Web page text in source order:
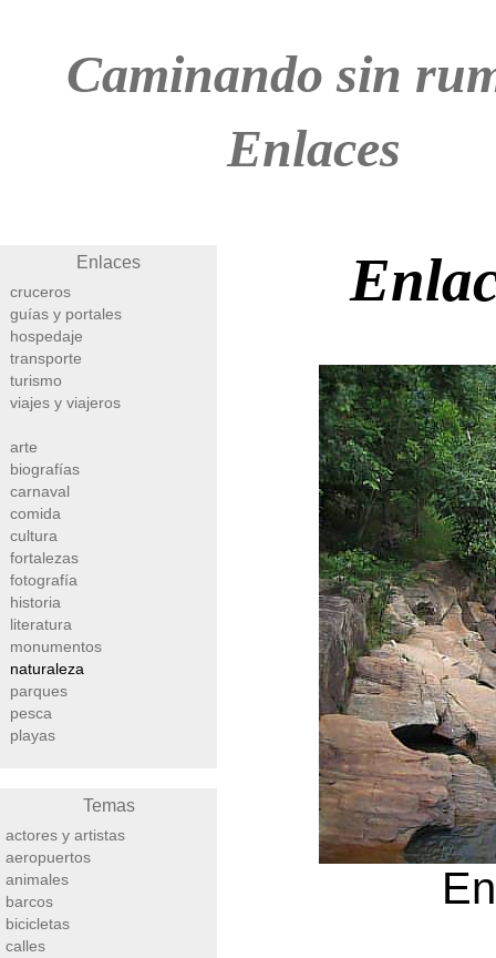
Caminando sin
Enlaces
Enlaces
cruceros
guías y portales
hospedaje
transporte
turismo
viajes y viajeros
arte
biografías
carnaval
comida
cultura
fortalezas
fotografía
historia
literatura
monumentos
naturaleza
parques
pesca
playas
Temas
actores y artistas
aeropuertos
animales
barcos
bicicletas
calles